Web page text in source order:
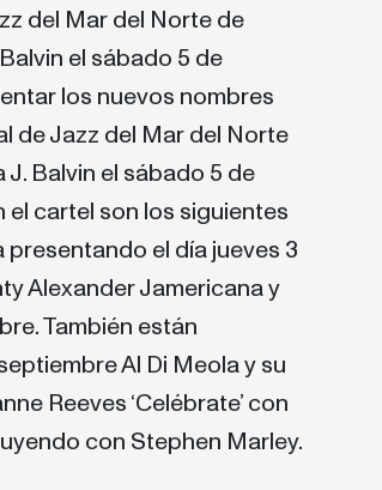
del Mar del Norte de
el sábado 5 de
los nuevos nombres
de Jazz del Mar del Norte
Balvin el sábado 5 de
cartel son los siguientes
el día jueves 3
Alexander Jamericana y
También están
Al Di Meola y su
Reeves ‘Celébrate’ con
con Stephen Marley.